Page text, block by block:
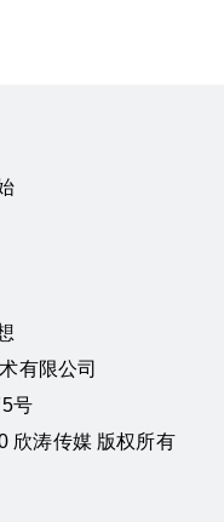
有限公司
号
欣涛传媒 版权所有